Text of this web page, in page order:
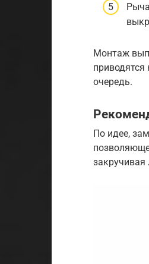
Монтаж
очередь.
По идее,
закручивая